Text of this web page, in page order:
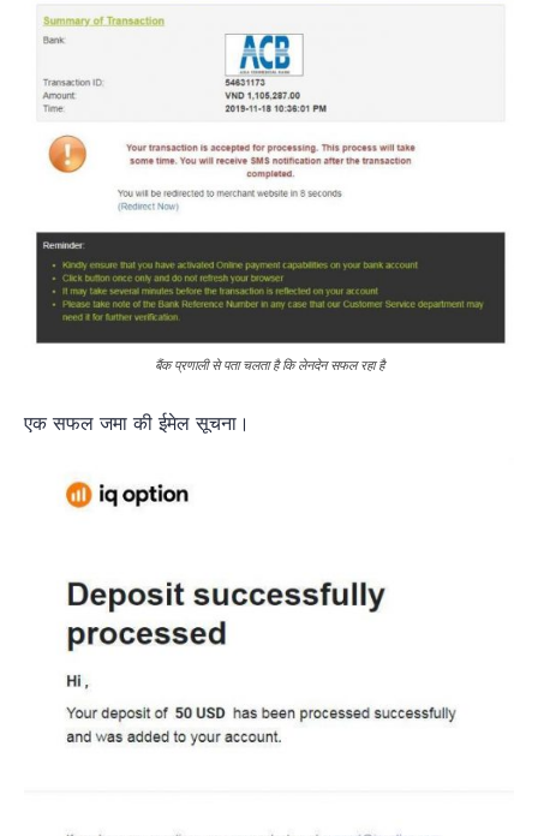
बैंक प्रणाली से पता चलता है कि लेनदेन सफल रहा है
एक सफल जमा की ईमेल सूचना।